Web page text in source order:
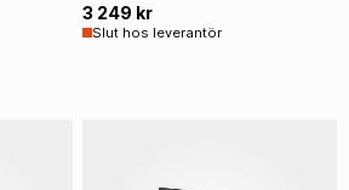
3 249 kr
Slut hos leverantör